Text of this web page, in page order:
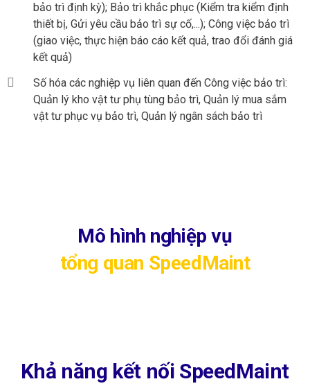
bảo trì định kỳ); Bảo trì khắc phục (Kiểm tra kiểm định
thiết bị, Gửi yêu cầu bảo trì sự cố,...); Công việc bảo trì
(giao việc, thực hiện báo cáo kết quả, trao đổi đánh giá
kết quả)
Số hóa các nghiệp vụ liên quan đến Công việc bảo trì:
Quản lý kho vật tư phụ tùng bảo trì, Quản lý mua sắm
vật tư phục vụ bảo trì, Quản lý ngân sách bảo trì
Mô hình nghiệp vụ
tổng quan SpeedMaint
Khả năng kết nối SpeedMaint